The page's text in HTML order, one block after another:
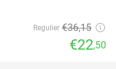
Regulier €36,15
€22,50